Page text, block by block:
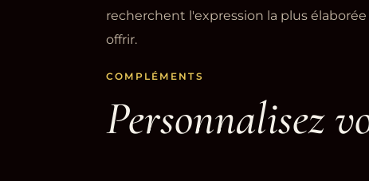
recherchent l'expression la plus élaborée
offrir.
COMPLÉMENTS
Personnalisez